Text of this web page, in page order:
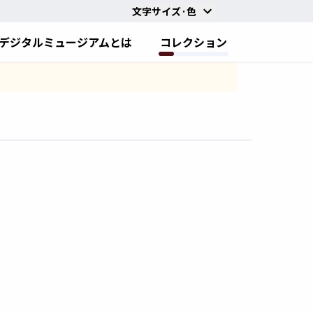
文字サイズ·色
ジタルミュージアムとは コレクション